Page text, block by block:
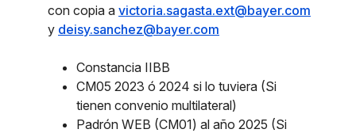
con copia a victoria.sagasta.ext@bayer.com
y deisy.sanchez@bayer.com
Constancia IIBB
CM05 2023 ó 2024 si lo tuviera (Si
tienen convenio multilateral)
Padrón WEB (CM01) al año 2025 (Si